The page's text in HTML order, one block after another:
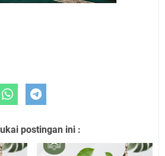
postingan ini :